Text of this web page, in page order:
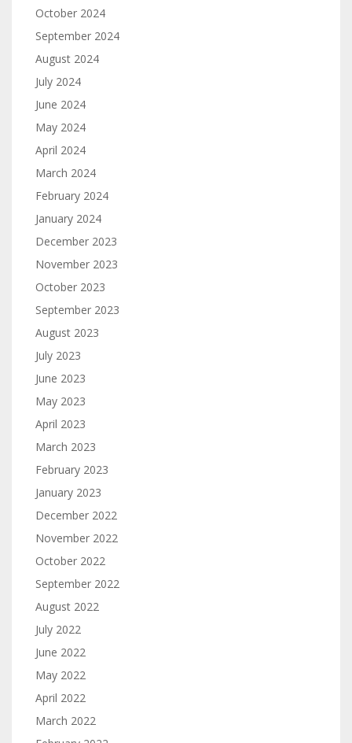
October 2024
September 2024
August 2024
July 2024
June 2024
May 2024
April 2024
March 2024
February 2024
January 2024
December 2023
November 2023
October 2023
September 2023
August 2023
July 2023
June 2023
May 2023
April 2023
March 2023
February 2023
January 2023
December 2022
November 2022
October 2022
September 2022
August 2022
July 2022
June 2022
May 2022
April 2022
March 2022